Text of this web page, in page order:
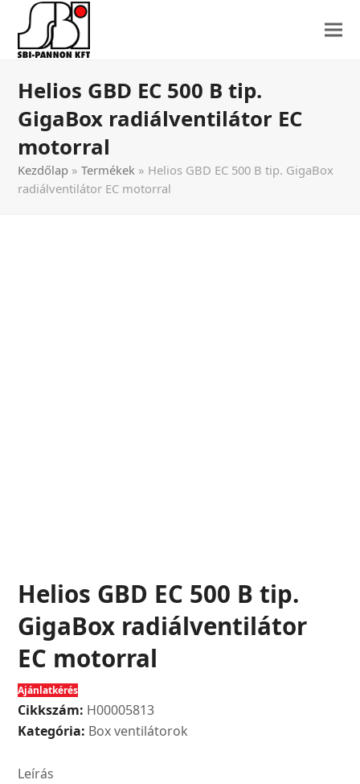
Helios GBD EC 500 B tip.
GigaBox radiálventilátor EC
motorral
Kezdőlap »Termékek » Helios GBD EC 500 B tip. GigaBox
radiálventilátor EC motorral
Helios GBD EC 500 B tip.
GigaBox radiálventilátor
EC motorral
Ajánlatkérés
Cikkszám: H00005813
Kategória: Box ventilátorok
Leírás